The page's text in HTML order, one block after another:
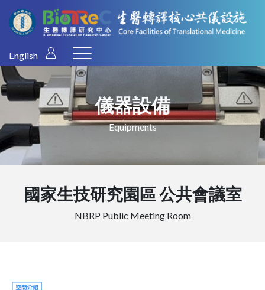
English
儀器設備
Equipments
國家生技研究園區 公共會議室
NBRP Public Meeting Room